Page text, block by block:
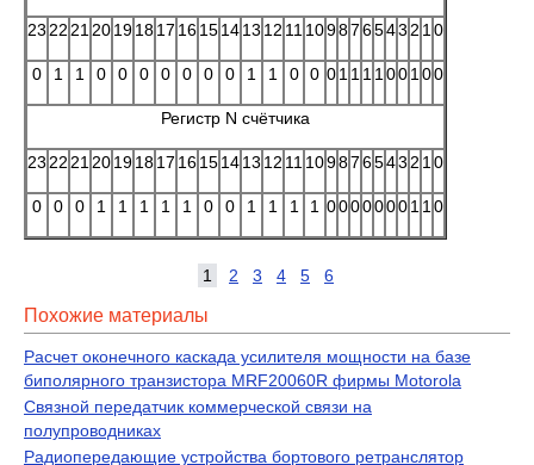
23 22 21 20191817 16151413 12 11 109876543 2 1 0
0 1 1 0 0 0 0 0 0 0 1 1 0 0 01 1 1 1 001 00
Регистр N счётчика
23 22 21 20191817 16151413 12 11 109876543 2 1 0
0 0 0 1 1 1 1 1 0 0 1 1 1 1 00000001 1 0
1 2 3 4 5 6
Похожие материалы
Расчет оконечного каскада усилителя мощности на базе
биполярного транзистора MRF20060R фирмы Motorola
Связной передатчик коммерческой связи на
полупроводниках
Радиопередающие устройства бортового ретранслятор